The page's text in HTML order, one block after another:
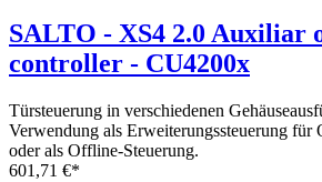
SALTO - XS4 2.0 Auxiliar
controller - CU4200x
Türsteuerung in verschiedenen
Verwendung als Erweiterungssteuerung
oder als Offline-Steuerung.
601,71 €*